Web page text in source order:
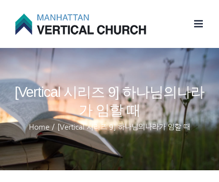
[Vertical 시리즈 9] 하나님의나라
가 임할 때
Home / [Vertical 시리즈 9] 하나님의나라가 임할 때